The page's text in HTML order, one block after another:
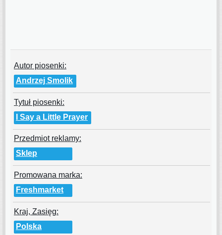
Autor piosenki:
Andrzej Smolik
Tytuł piosenki:
I Say a Little Prayer
Przedmiot reklamy:
Sklep
Promowana marka:
Freshmarket
Kraj, Zasięg:
Polska